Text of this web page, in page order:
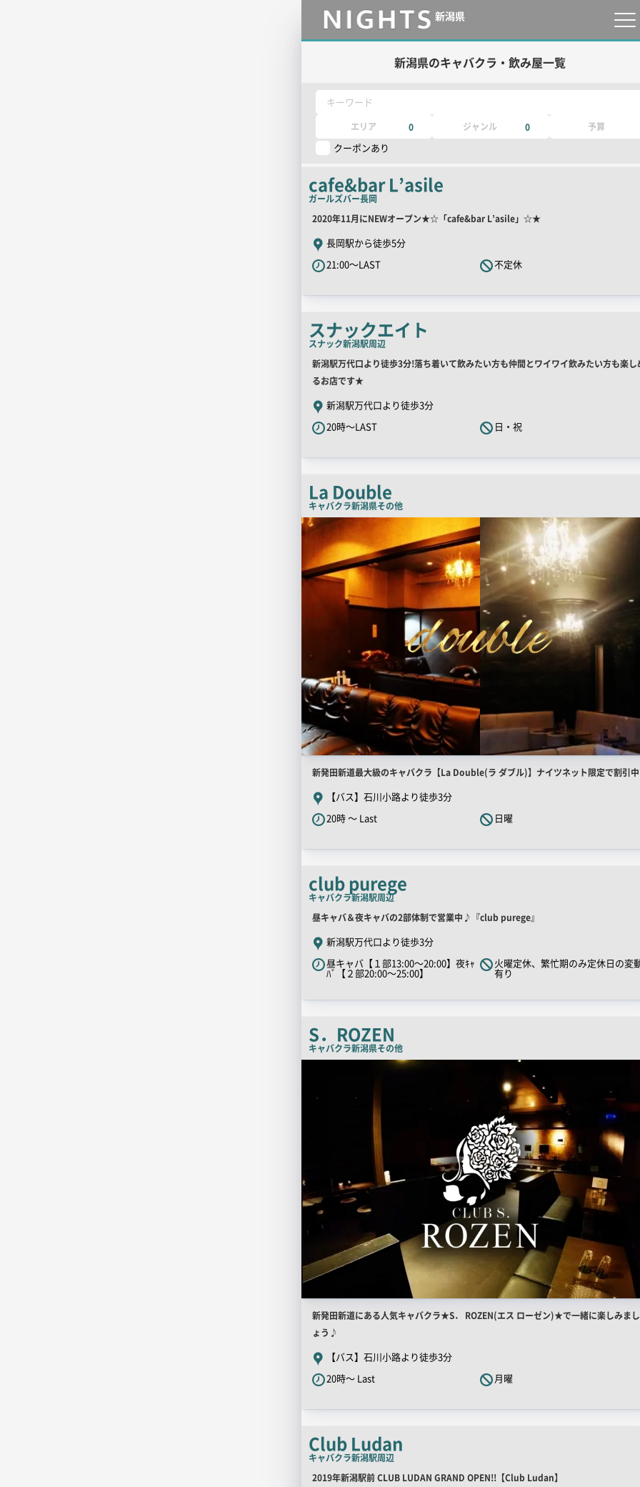
新潟県
新潟県のキャバクラ・飲み屋一覧
キーワード
エリア 0 ジャンル 0 予算
クーポンあり
cafe&bar L’asile
ガールズバー長岡
店
舗
PR
キ
チ
コ
2020年11月にNEWオープン★☆「cafe&bar L’asile」☆★
長岡駅から徒歩5分
21:00～LAST
不定休
スナックエイト
スナック新潟駅周辺
店
舗
PR
キ
ャ
コ
ピ
ー
新潟駅万代口より徒歩3分!落ち着いて飲みたい方も仲間とワイワイ飲みたい方も楽し
るお店です★
新潟駅万代口より徒歩3分
20時～LAST
日・祝
La Double
キャバクラ新潟県その他
検
索
一
覧
用
店
舗
PR
キ
チ
コ
新発田新道最大級のキャバクラ【La Double(ラ ダブル)】ナイツネット限定で割引
【バス】石川小路より徒歩3分
20時 ～ Last
日曜
club purege
キャバクラ新潟駅周辺
店
舗
PR
キ
ッ
コ
ピ
昼キャバ＆夜キャバの2部体制で営業中♪『club purege』
新潟駅万代口より徒歩3分
昼キャバ【１部13:00～20:00】夜ｷｬ
ﾊﾞ【２部20:00～25:00】
火曜定休、繁忙期のみ定休日の変
有り
S．ROZEN
キャバクラ新潟県その他
店
舗
PR
キ
ャ
コ
ピ
新発田新道にある人気キャバクラ★S． ROZEN(エス ローゼン)★で一緒に楽しみまし
ょう♪
【バス】石川小路より徒歩3分
20時～ Last
月曜
Club Ludan
キャバクラ新潟駅周辺
店
2019年新潟駅前 CLUB LUDAN GRAND OPEN!!【Club Ludan】